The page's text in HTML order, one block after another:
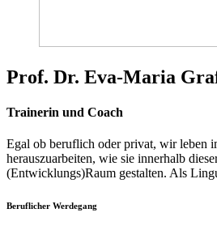
Prof. Dr. Eva-Maria
Trainerin und Coach
Egal ob beruflich oder privat, wir leben
herauszuarbeiten, wie sie innerhalb
(Entwicklungs)Raum gestalten. Als
Beruflicher Werdegang